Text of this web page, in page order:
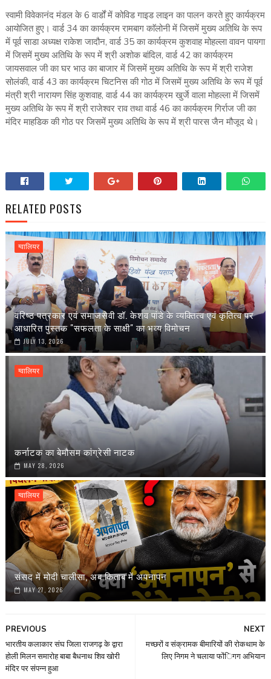
स्वामी विवेकानंद मंडल के 6 वार्डों में कोविड गाइड लाइन का पालन करते हुए कार्यक्रम
आयोजित हुए। वार्ड 34 का कार्यक्रम रामबाग काॅलोनी में जिसमें मुख्य अतिथि के रूप
में पूर्व साडा अध्यक्ष राकेश जादौन, वार्ड 35 का कार्यक्रम कुशवाह मोहल्ला वावन पायगा
में जिसमें मुख्य अतिथि के रूप में श्री अशोक बांदिल, वार्ड 42 का कार्यक्रम
जायसवाल जी का घर भाउ का बाजार में जिसमें मुख्य अतिथि के रूप में श्री राजेश
सोलंकी, वार्ड 43 का कार्यक्रम चिटनिस की गोठ में जिसमें मुख्य अतिथि के रूप में पूर्व
मंत्री श्री नारायण सिंह कुशवाह, वार्ड 44 का कार्यक्रम खुर्जे वाला मोहल्ला में जिसमें
मुख्य अतिथि के रूप में श्री राजेश्वर राव तथा वार्ड 46 का कार्यक्रम गिर्राज जी का
मंदिर माहडिक की गोठ पर जिसमें मुख्य अतिथि के रूप में श्री पारस जैन मौजूद थे।
RELATED POSTS
ग्वालियर
वरिष्ठ पत्रकार एवं समाजसेवी डॉ. केशव पांडे के व्यक्तित्व एवं कृतित्व पर
आधारित पुस्तक "सफलता के साक्षी" का भव्य विमोचन
JULY 13, 2026
ग्वालियर
कर्नाटक का बेमौसम कांग्रेसी नाटक
MAY 28, 2026
ग्वालियर
संसद में मोदी चालीसा, अब किताब में अपनापन
MAY 27, 2026
NEXT
मच्छरों व संक्रामक बीमारियों की रोकथाम के
लिए निगम ने चलाया फोंिगग अभियान
PREVIOUS
भारतीय कलाकार संघ जिला राजगढ़ के द्वारा
होली मिलन समारोह बाबा बैधनाथ शिव खोरी
मंदिर पर संपन्न हुआ